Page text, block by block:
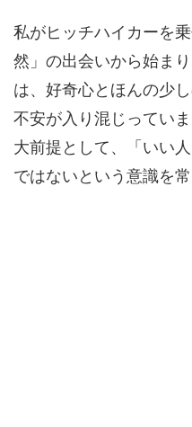
私がヒッチハイカーを
然」の出会いから始ま
は、好奇心とほんの少
不安が入り混じっていま
大前提として、「いい
ではないという意識を